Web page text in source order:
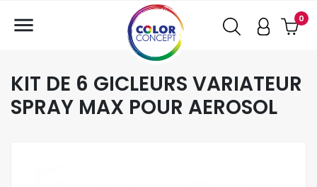
0

KIT DE 6 GICLEURS VARIATEUR
SPRAY MAX POUR AEROSOL